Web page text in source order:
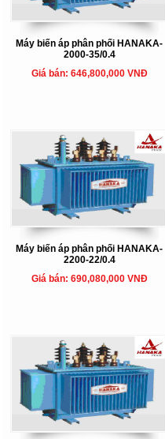
Máy biến áp phân phối HANAKA-
2000-35/0.4
Giá bán: 646,800,000 VNĐ
Máy biến áp phân phối HANAKA-
2200-22/0.4
Giá bán: 690,080,000 VNĐ